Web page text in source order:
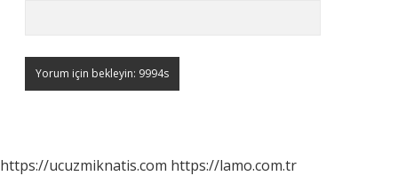
https://ucuzmiknatis.com https://lamo.com.tr